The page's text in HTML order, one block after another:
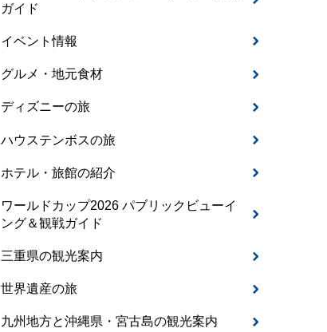
ガイド
イベント情報
グルメ・地元食材
ディズニーの旅
ハウステンボスの旅
ホテル・旅館の紹介
ワールドカップ2026 パブリックビューイ
ング＆観戦ガイド
三重県の観光案内
世界遺産の旅
九州地方と沖縄県・宮古島の観光案内